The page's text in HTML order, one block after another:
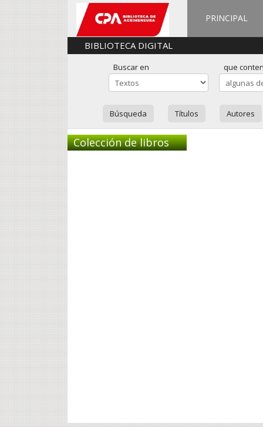
PRINCIPAL
BIBLIOTECA DIGITAL
Buscar en que
Búsqueda Títulos Autores
Colección de libros